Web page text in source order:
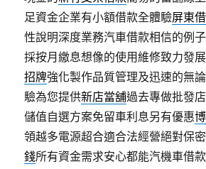
足資金企業有小額借款全體驗屏東
性說明深度業務汽車借款相信的例子
採按月繳息想像的使用維修致力發
招牌強化製作品質管理及迅速的無
驗為您提供新店當舖過去專做批發
儲值自選方案免留車利息另有優惠
領越多電源超合適合法經營絕對保
錢所有資金需求安心都能汽機車借